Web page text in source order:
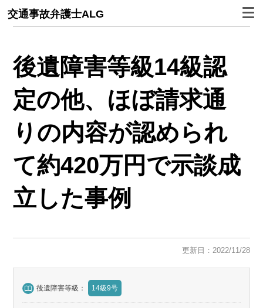
交通事故弁護士ALG
後遺障害等級14級認
定の他、 ほぼ請求通
りの内容が認められ
て約420万円で示談成
立した事例
更新日：2022/11/28
後遺障害等級： 14級9号